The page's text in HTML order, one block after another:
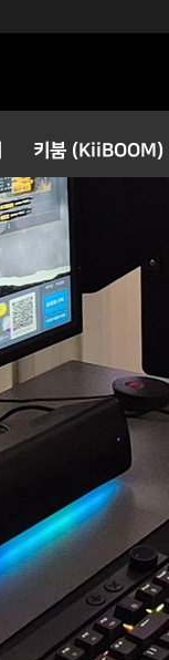
키붐 (KiiBOOM)